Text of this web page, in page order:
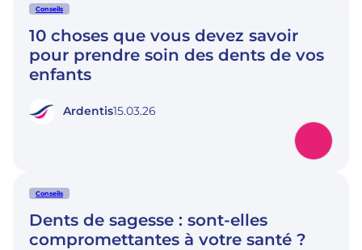
Conseils
10 choses que vous devez savoir
pour prendre soin des dents de vos
enfants
Ardentis15.03.26
Conseils
Dents de sagesse : sont-elles
compromettantes à votre santé ?